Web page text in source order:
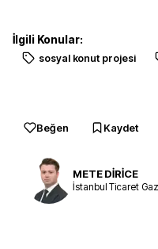
İlgili Konular:
sosyal konut projesi
Beğen Kaydet
METE DİRİCE
İstanbul Ticaret